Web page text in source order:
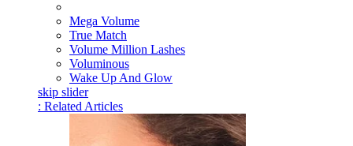
Mega Volume
True Match
Volume Million Lashes
Voluminous
Wake Up And Glow
skip slider
: Related Articles